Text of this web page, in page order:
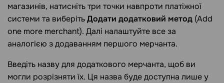
магазинів, натисніть три точки навпроти платіжної
системи та виберітьДодати додатковий метод (Add
one more merchant). Далі налаштуйте все за
аналогією з додаванням першого мерчанта.
Введіть назву для додаткового мерчанта, щоб ви
могли розрізняти їх. Ця назва буде доступна лише у